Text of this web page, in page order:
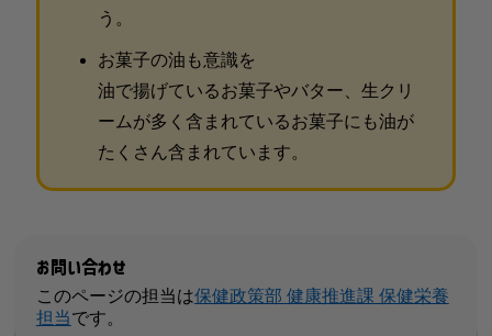
う。
お菓子の油も意識を
油で揚げているお菓子やバター、生クリ
ームが多く含まれているお菓子にも油が
たくさん含まれています。
お問い合わせ
このページの担当は保健政策部 健康推進課 保健栄養
担当です。